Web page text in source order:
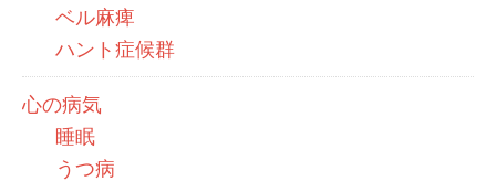
ベル麻痺
ハント症候群
心の病気
睡眠
うつ病